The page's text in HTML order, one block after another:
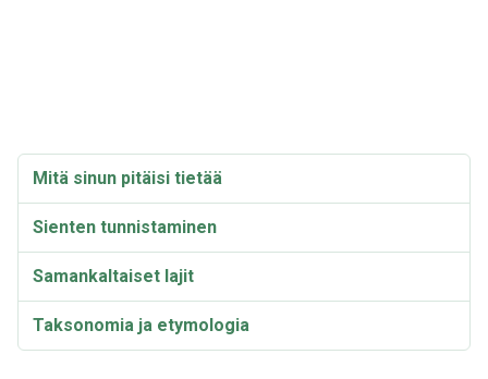
Mitä sinun pitäisi tietää
Sienten tunnistaminen
Samankaltaiset lajit
Taksonomia ja etymologia